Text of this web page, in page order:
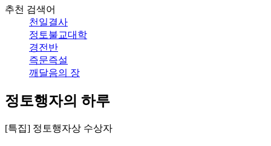
추천 검색어
천일결사
정토불교대학
경전반
즉문즉설
깨달음의 장
정토행자의 하루
[특집] 정토행자상 수상자